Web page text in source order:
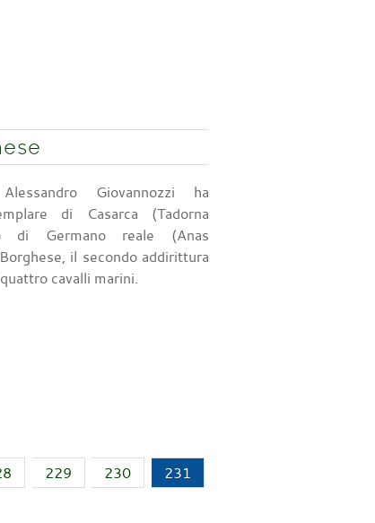
Giovannozzi ha
di Casarca (Tadorna
di Germano reale (Anas
il secondo addirittura
cavalli marini.
229 230
231